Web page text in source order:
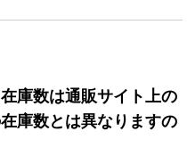
庫数は通販サイト上の
庫数とは異なりますの